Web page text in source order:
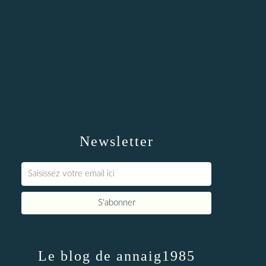
Newsletter
Le blog de annaig1985